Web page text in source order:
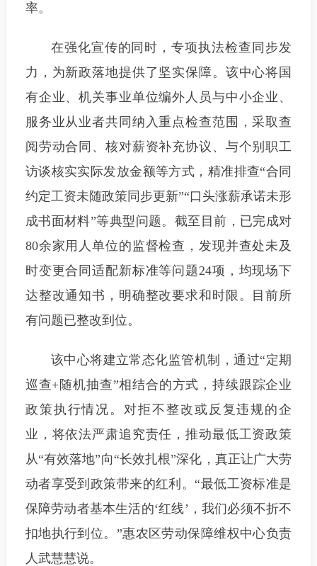
率。
在强化宣传的同时，专项执法检查同步发
力，为新政落地提供了坚实保障。该中心将国
有企业、机关事业单位编外人员与中小企业、
服务业从业者共同纳入重点检查范围，采取查
阅劳动合同、核对薪资补充协议、与个别职工
访谈核实实际发放金额等方式，精准排查“合同
约定工资未随政策同步更新”“口头涨薪承诺未形
成书面材料”等典型问题。截至目前，已完成对
80余家用人单位的监督检查，发现并查处未及
时变更合同适配新标准等问题24项，均现场下
达整改通知书，明确整改要求和时限。目前所
有问题已整改到位。
该中心将建立常态化监管机制，通过“定期
巡查+随机抽查”相结合的方式，持续跟踪企业
政策执行情况。对拒不整改或反复违规的企
业，将依法严肃追究责任，推动最低工资政策
从“有效落地”向“长效扎根”深化，真正让广大劳
动者享受到政策带来的红利。“最低工资标准是
保障劳动者基本生活的‘红线’，我们必须不折不
扣地执行到位。”惠农区劳动保障维权中心负责
人武慧慧说。